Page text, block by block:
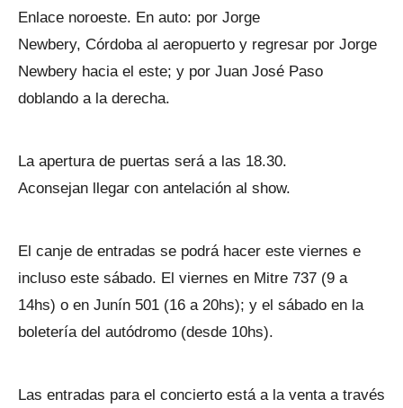
Enlace noroeste. En auto: por Jorge
Newbery, Córdoba al aeropuerto y regresar por Jorge
Newbery hacia el este; y por Juan José Paso
doblando a la derecha.
La apertura de puertas será a las 18.30.
Aconsejan llegar con antelación al show.
El canje de entradas se podrá hacer este viernes e
incluso este sábado. El viernes en Mitre 737 (9 a
14hs) o en Junín 501 (16 a 20hs); y el sábado en la
boletería del autódromo (desde 10hs).
Las entradas para el concierto está a la venta a través